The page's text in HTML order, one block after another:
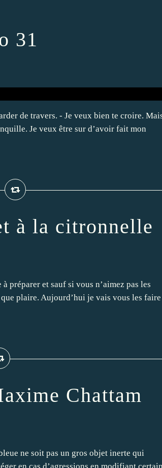
31
de travers. - Je veux bien te croire.
Je veux être sur d’avoir fait mon
à la citronnelle
préparer et sauf si vous n’aimez pas les
plaire. Aujourd’hui je vais vous les faire
Chattam
ne soit pas un gros objet inerte qui